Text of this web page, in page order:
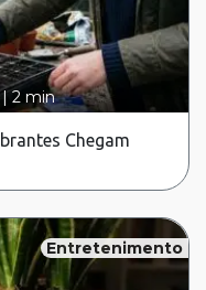
2 min
Chegam
Entretenimento